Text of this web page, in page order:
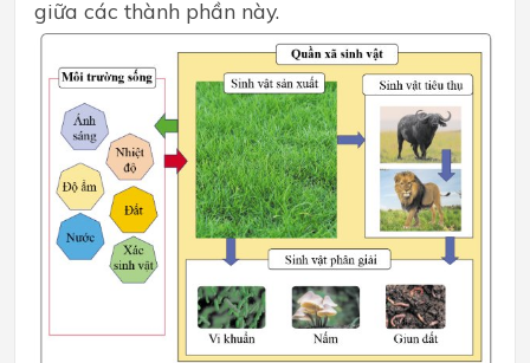
giữa các thành phần này.